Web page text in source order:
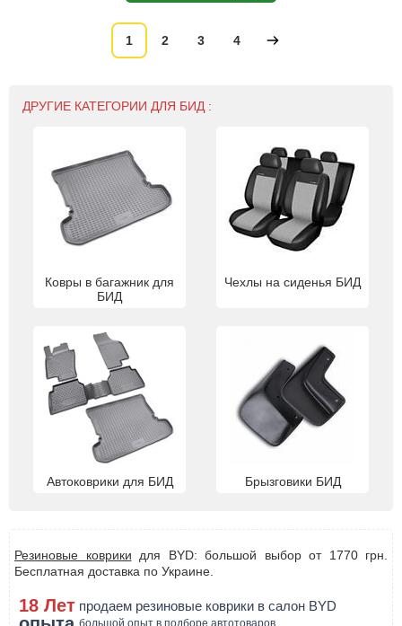
1 2 3 4
ДРУГИЕ КАТЕГОРИИ ДЛЯ БИД :
Ковры в багажник для
БИД
Чехлы на сиденья БИД
Автоковрики для БИД Брызговики БИД
Резиновые коврики для BYD: большой выбор от 1770 грн.
Бесплатная доставка по Украине.
18 Лет продаем резиновые коврики в салон BYD
большой опыт в подборе автотоваров